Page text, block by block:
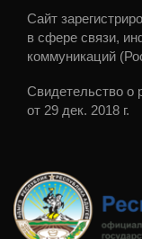
Сайт
в сфере связи,
коммуникаций
Свидетельство
от 29 дек. 2018 г.